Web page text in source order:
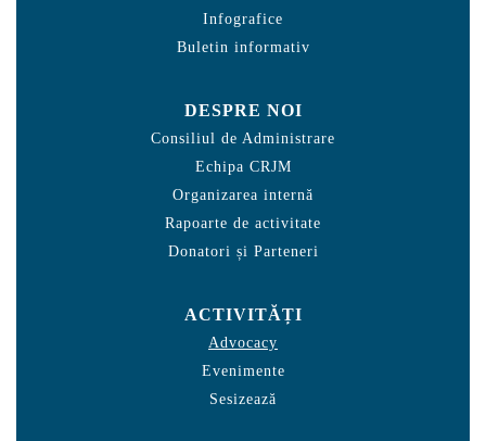
Infografice
Buletin informativ
DESPRE NOI
Consiliul de Administrare
Echipa CRJM
Organizarea internă
Rapoarte de activitate
Donatori și Parteneri
ACTIVITĂȚI
Advocacy
Evenimente
Sesizează